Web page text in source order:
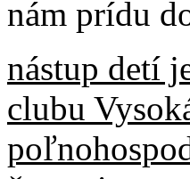
nám prídu
nástup detí
clubu